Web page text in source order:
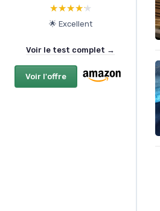
★★★★★
★★★★★
🌟 Excellent
Voir le test complet →
Voir l'offre